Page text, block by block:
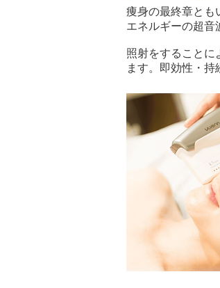
痩身の最終章とも
エネルギーの超音
照射をすることに
ます。即効性・持